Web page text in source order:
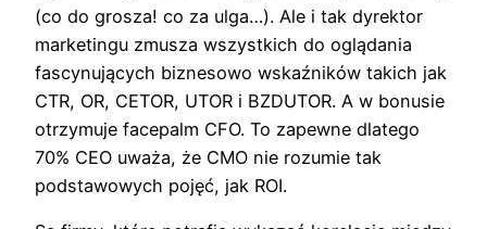
(co do grosza! co za ulga…). Ale i tak dyrektor
marketingu zmusza wszystkich do oglądania
fascynujących biznesowo wskaźników takich jak
CTR, OR, CETOR, UTOR i BZDUTOR. A w bonusie
otrzymuje facepalm CFO. To zapewne dlatego
70% CEO uważa, że CMO nie rozumie tak
podstawowych pojęć, jak ROI.